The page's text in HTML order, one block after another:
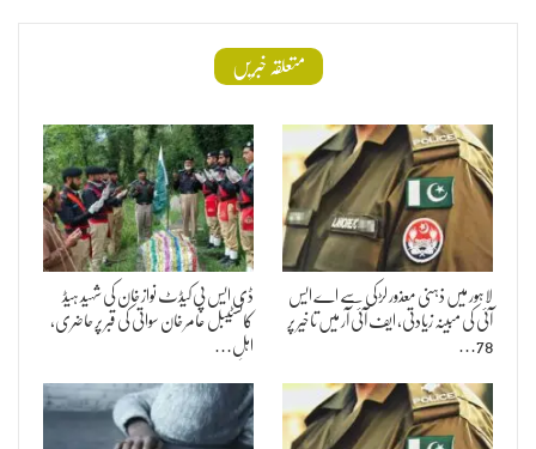
متعلقہ خبریں
لاہور میں ذہنی معذور لڑکی سے اے ایس
آئی کی مبینہ زیادتی، ایف آئی آر میں تاخیر پر
78…
ڈی ایس پی کیڈٹ نواز خان کی شہید ہیڈ
کانسٹیبل عامر خان سواتی کی قبر پر حاضری،
اہلِ…